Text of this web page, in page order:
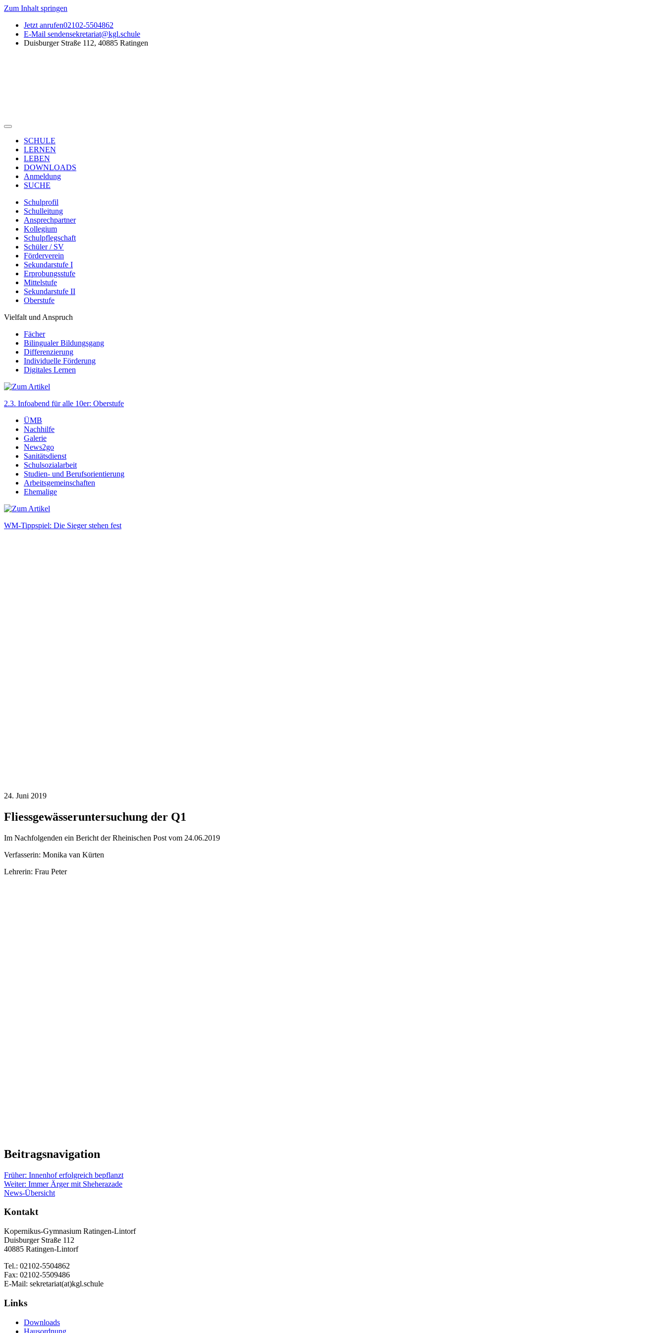
Zum Inhalt springen
Jetzt anrufen02102-5504862
E-Mail sendensekretariat@kgl.schule
Duisburger Straße 112, 40885 Ratingen
SCHULE
LERNEN
LEBEN
DOWNLOADS
Anmeldung
SUCHE
Schulprofil
Schulleitung
Ansprechpartner
Kollegium
Schulpflegschaft
Schüler / SV
Förderverein
Sekundarstufe I
Erprobungsstufe
Mittelstufe
Sekundarstufe II
Oberstufe
Vielfalt und Anspruch
Fächer
Bilingualer Bildungsgang
Differenzierung
Individuelle Förderung
Digitales Lernen
2.3. Infoabend für alle 10er: Oberstufe
ÜMB
Nachhilfe
Galerie
News2go
Sanitätsdienst
Schulsozialarbeit
Studien- und Berufsorientierung
Arbeitsgemeinschaften
Ehemalige
WM-Tippspiel: Die Sieger stehen fest
24. Juni 2019
Fliessgewässeruntersuchung der Q1
Im Nachfolgenden ein Bericht der Rheinischen Post vom 24.06.2019
Verfasserin: Monika van Kürten
Lehrerin: Frau Peter
Beitragsnavigation
Früher: Innenhof erfolgreich bepflanzt
Weiter: Immer Ärger mit Sheherazade
News-Übersicht
Kontakt
Kopernikus-Gymnasium Ratingen-Lintorf
Duisburger Straße 112
40885 Ratingen-Lintorf
Tel.: 02102-5504862
Fax: 02102-5509486
E-Mail: sekretariat(at)kgl.schule
Links
Downloads
Hausordnung